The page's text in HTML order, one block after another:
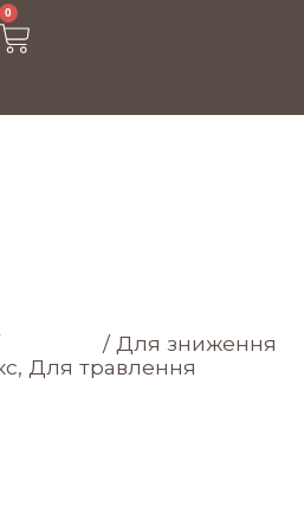
0
/ Для зниження
Для травлення